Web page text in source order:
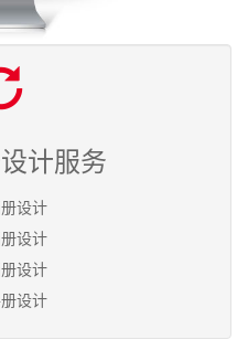
计服务
设计
设计
设计
设计